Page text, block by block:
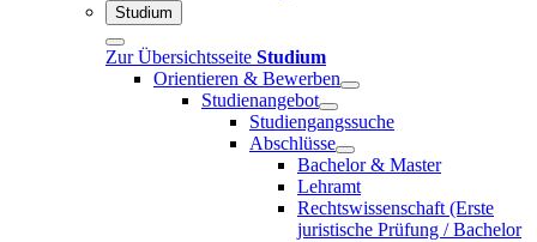
Studium
Zur Übersichtsseite Studium
Orientieren & Bewerben
Studienangebot
Studiengangssuche
Abschlüsse
Bachelor & Master
Lehramt
Rechtswissenschaft (Erste
juristische Prüfung / Bachelor